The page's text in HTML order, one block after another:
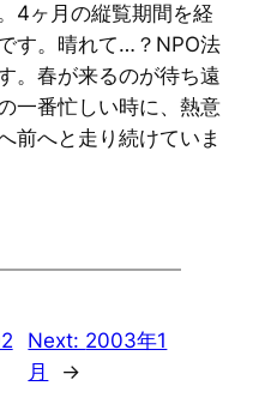
4ヶ月の縦覧期間を経
す。晴れて…？NPO法
。春が来るのが待ち遠
一番忙しい時に、熱意
前へと走り続けていま
Next: 2003年1
月
→